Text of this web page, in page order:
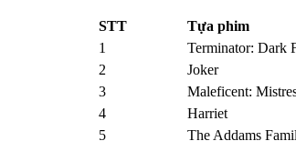
STT Tựa phim
1
Terminator: Dark
2
Joker
3
Maleficent:
4
Harriet
5
The Addams